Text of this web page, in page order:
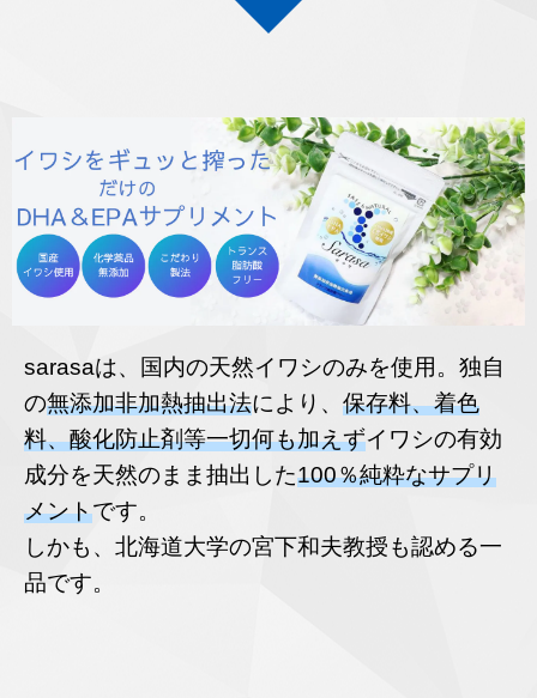
sarasaは、国内の天然イワシのみを使用。独自
の無添加非加熱抽出法により、 保存料、着色
料、酸化防止剤等一切何も加えずイワシの有効
成分を天然のまま抽出した100％純粋なサプリ
メントです。
しかも、北海道大学の宮下和夫教授も認める一
品です。